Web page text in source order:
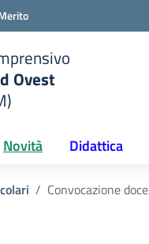
Ovest
Novità Didattica
Convocazione